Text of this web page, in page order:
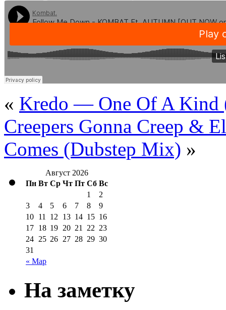
« Kredo — One Of A
Creepers Gonna Creep &
Comes (Dubstep Mix) »
Август 2026
Пн Вт Ср Чт Пт Сб Вс
« Мар
1
2
3
4 5 6 7 8
9
10 11 12 13 14 15 16
17 18 19 20 21 22 23
24 25 26 27 28 29 30
31
На заметку